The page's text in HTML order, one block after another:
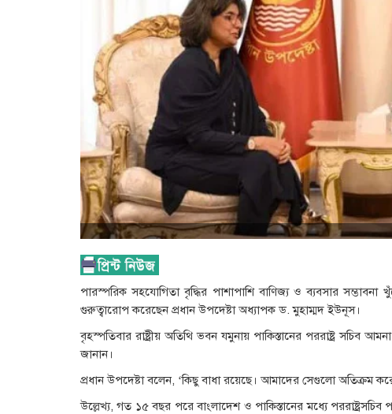
পারস্পরিক সহযোগিতা বৃদ্ধির পাশাপাশি বাণিজ্য ও ব্যবসার
গুরুত্বারোপ করেছেন প্রধান উপদেষ্টা অধ্যাপক ড. মুহাম্মদ ইউনূস।
বৃহস্পতিবার রাষ্ট্রীয় অতিথি ভবন যমুনায় পাকিস্তানের পররাষ্ট্র সচিব
জানান।
প্রধান উপদেষ্টা বলেন, ‘কিছু বাধা রয়েছে। আমাদের সেগুলো অতিক্রম
উল্লেখ্য, গত ১৫ বছর পরে বাংলাদেশ ও পাকিস্তানের মধ্যে পররাষ্ট্রসচিব